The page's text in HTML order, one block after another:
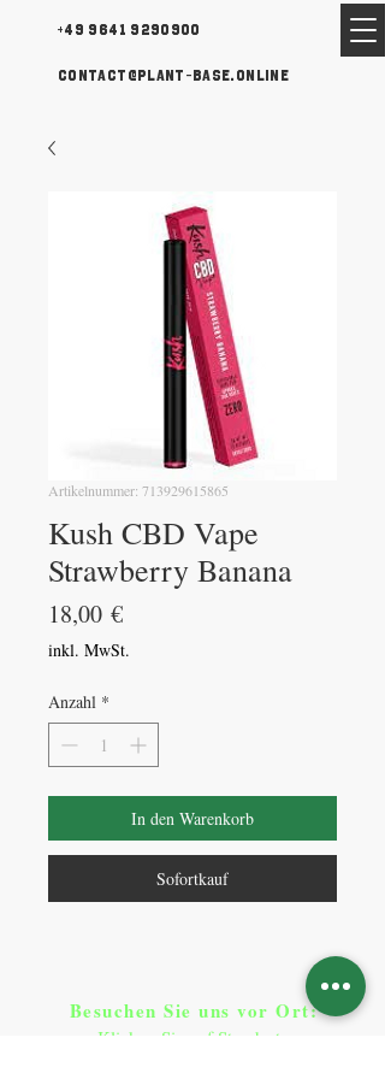
+49 9641 9290900
contact@plant-base.online
Artikelnummer: 713929615865
Kush CBD Vape
Strawberry Banana
18,00 €Preis
inkl. MwSt.
Anzahl *
In den Warenkorb
Sofortkauf
Besuchen Sie uns vor Ort​:
Klicken Sie auf Standorte